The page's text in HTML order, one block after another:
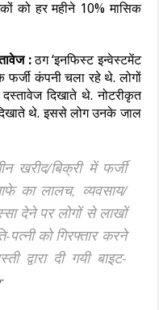
को हर महीने 10% मासिक
:ठग ‘इनफिस्ट इन्वेस्टमेंट
फर्जी कंपनी चला रहे थे. लोगों
दिखाते थे. नोटरीकृत
थे. इससे लोग उनके जाल
खरीद/बिक्री में फर्जी
का लालच, व्यवसाय/
देने पर लोगों से लाखों
को गिरफ्तार करने
द्वारा दी गयी बाइट-